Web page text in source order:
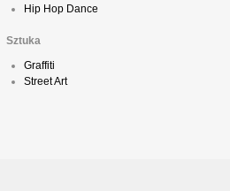
Hip Hop Dance
Sztuka
Graffiti
Street Art